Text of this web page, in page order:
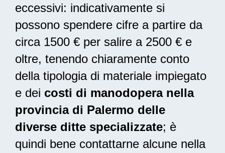
eccessivi: indicativamente si
possono spendere cifre a partire da
circa 1500 € per salire a 2500 € e
oltre, tenendo chiaramente conto
della tipologia di materiale impiegato
e dei costi di manodopera nella
provincia di Palermo delle
diverse ditte specializzate; è
quindi bene contattarne alcune nella